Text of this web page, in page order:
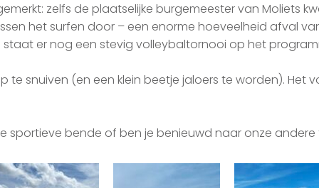
zelfs de plaatselijke burgemeester van Moliets
het surfen door – een enorme hoeveelheid afval
er nog een stevig volleybaltornooi op het
te snuiven (en een klein beetje jaloers te worden).
sportieve bende of ben je benieuwd naar onze